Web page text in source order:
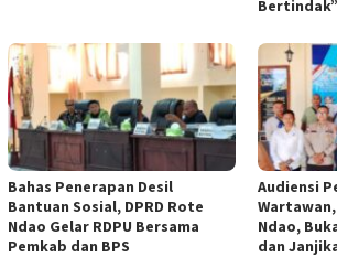
Bertindak”
Bahas Penerapan Desil
Bantuan Sosial, DPRD Rote
Ndao Gelar RDPU Bersama
Pemkab dan BPS
Audiensi
Ndao,
dan